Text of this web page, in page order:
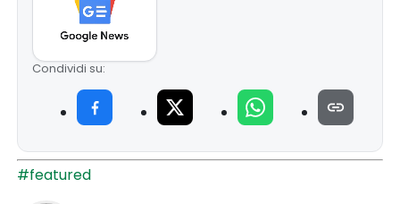
Condividi su:
#featured